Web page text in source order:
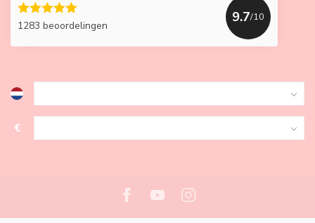
1283 beoordelingen
9.7/10
€